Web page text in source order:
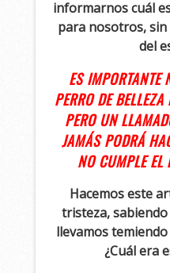
informarnos cuál
para nosotros, sin
del
ES IMPORTANTE
PERRO DE
PERO UN
JAMÁS PODRÁ
NO CUMPLE EL
Hacemos este
tristeza,
llevamos
¿Cuál era